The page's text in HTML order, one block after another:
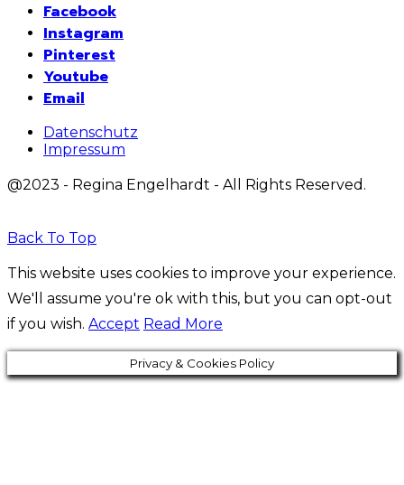
Facebook
Instagram
Pinterest
Youtube
Email
Datenschutz
Impressum
@2023 - Regina Engelhardt - All Rights Reserved.
Back To Top
This website uses cookies to improve your experience.
We'll assume you're ok with this, but you can opt-out
if you wish. Accept Read More
Privacy & Cookies Policy